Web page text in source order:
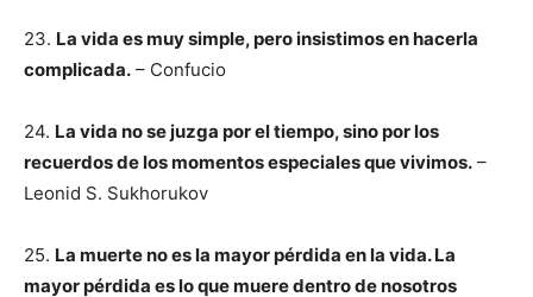
23. La vida es muy simple, pero insistimos en hacerla
complicada. – Confucio
24. La vida no se juzga por el tiempo, sino por los
recuerdos de los momentos especiales que vivimos. –
Leonid S. Sukhorukov
25. La muerte no es la mayor pérdida en la vida. La
mayor pérdida es lo que muere dentro de nosotros